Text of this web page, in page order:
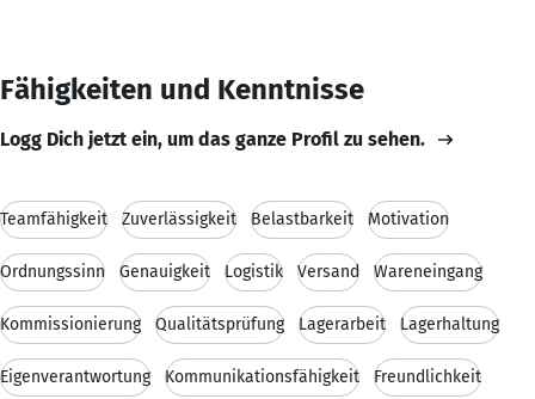
Fähigkeiten und Kenntnisse
Logg Dich jetzt ein, um das ganze Profil zu sehen.
Teamfähigkeit Zuverlässigkeit Belastbarkeit Motivation
Ordnungssinn Genauigkeit Logistik Versand Wareneingang
Kommissionierung Qualitätsprüfung Lagerarbeit Lagerhaltung
Eigenverantwortung Kommunikationsfähigkeit Freundlichkeit